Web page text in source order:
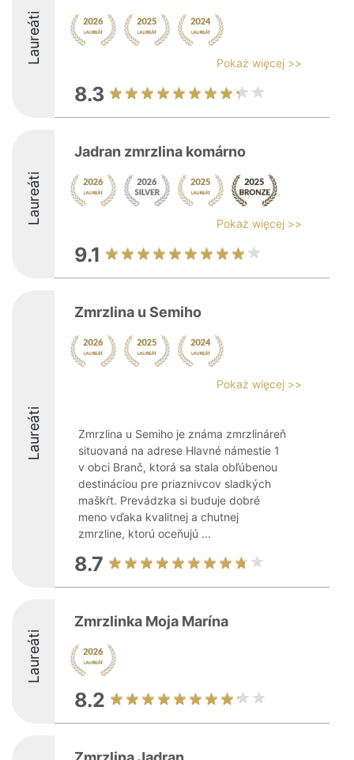
Laureáti Pokaż więcej >>
8.3
Laureáti
Jadran zmrzlina komárno
Pokaż więcej >>
9.1
Laureáti
Zmrzlina u Semiho
Pokaż więcej >>
Zmrzlina u Semiho je známa zmrzlináreň
situovaná na adrese Hlavné námestie 1
v obci Branč, ktorá sa stala obľúbenou
destináciou pre priaznivcov sladkých
maškŕt. Prevádzka si buduje dobré
meno vďaka kvalitnej a chutnej
zmrzline, ktorú oceňujú ...
8.7
Laureáti
Zmrzlinka Moja Marína
8.2